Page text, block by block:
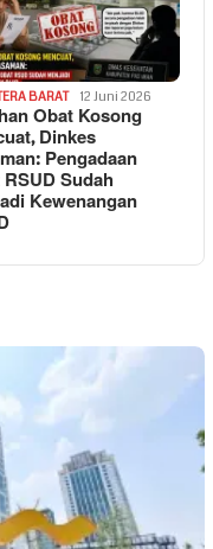
BARAT 12 Juni 2026
Obat Kosong
Dinkes
Pengadaan
Sudah
Kewenangan